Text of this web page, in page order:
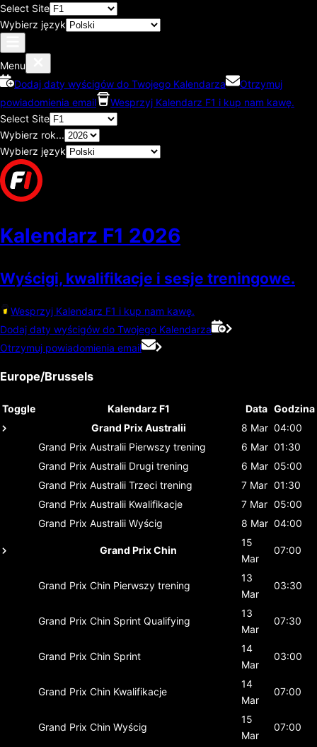
Select Site
Wybierz język
Menu
Dodaj daty wyścigów do Twojego Kalendarza
Otrzymuj
powiadomienia email
Wesprzyj Kalendarz F1 i kup nam kawę.
Select Site
Wybierz rok...
Wybierz język
Kalendarz F1 2026
Wyścigi, kwalifikacje i sesje treningowe.
Wesprzyj Kalendarz F1 i kup nam kawę.
Dodaj daty wyścigów do Twojego Kalendarza
Otrzymuj powiadomienia email
Europe/Brussels
Toggle Kalendarz F1 Data Godzina
Grand Prix Australii
8 Mar 04:00
Grand Prix Australii Pierwszy trening 6 Mar 01:30
Grand Prix Australii Drugi trening 6 Mar 05:00
Grand Prix Australii Trzeci trening 7 Mar 01:30
Grand Prix Australii Kwalifikacje 7 Mar 05:00
Grand Prix Australii Wyścig 8 Mar 04:00
Grand Prix Chin
15
Mar
07:00
Grand Prix Chin Pierwszy trening
13
Mar
03:30
Grand Prix Chin Sprint Qualifying
13
Mar
07:30
Grand Prix Chin Sprint
14
Mar
03:00
Grand Prix Chin Kwalifikacje
14
Mar
07:00
Grand Prix Chin Wyścig
15
Mar
07:00